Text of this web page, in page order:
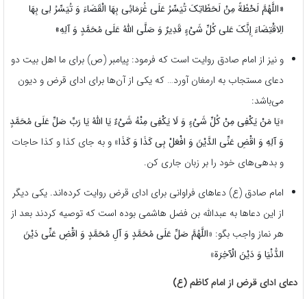
«اللَّهُمَّ لَحْظَةً مِنْ‏ لَحَظَاتِکَ تُیَسِّرُ عَلَى‏ غُرَمَائِی‏ بِهَا الْقَضَاءَ وَ تُیَسِّرُ لِی بِهَا
الِاقْتِضَاءَ إِنَّکَ عَلى‏ کُلِّ شَیْ‏ءٍ قَدِیرٌ وَ صَلَّى اللَّهُ عَلَى مُحَمَّدٍ وَ آلِهِ»
و نیز از امام صادق روایت است که فرمود: پیامبر (ص) برای ما اهل بیت دو
دعای مستجاب به ارمغان آورد… که یکی از آن‌ها برای ادای قرض و دیون
می‌باشد:
«یَا مَنْ یَکْفِی مِنْ کُلِّ شَیْ‏ءٍ وَ لَا یَکْفِی مِنْهُ شَیْ‏ءٌ یَا اللَّهُ یَا رَبِّ صَلِّ عَلَى مُحَمَّدٍ
وَ آلِهِ وَ اقْضِ عَنِّی الدَّیْنَ وَ افْعَلْ بِی کَذَا وَ کَذَا» و به جای کذا و کذا حاجات
و بدهی‌های خود را بر زبان جاری کن.
امام صادق (ع) دعا‌های فراوانی برای ادای قرض روایت کرده‌اند. یکی دیگر
از این دعا‌ها به عبدالله بن فضل هاشمی بوده است که توصیه کردند بعد از
هر نماز واجب بگو: «اللَّهُمَّ صَلِّ عَلَى مُحَمَّدٍ وَ آلِ مُحَمَّدٍ وَ اقْضِ‏ عَنِّی‏ دَیْنَ‏
الدُّنْیَا وَ دَیْنَ الْآخِرَة»
دعای ادای قرض از امام کاظم (ع)